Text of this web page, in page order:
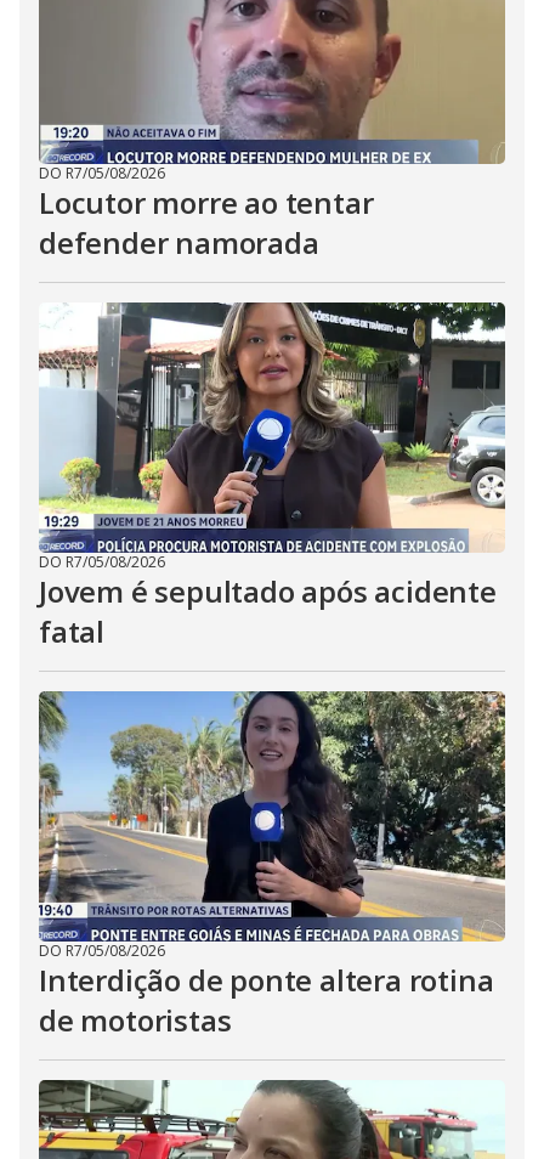
DO R7/05/08/2026
Locutor morre ao tentar
defender namorada
DO R7/05/08/2026
Jovem é sepultado após acidente
fatal
DO R7/05/08/2026
Interdição de ponte altera rotina
de motoristas